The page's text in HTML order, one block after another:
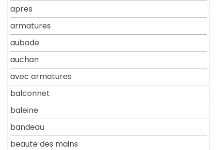
apres
armatures
aubade
auchan
avec armatures
balconnet
baleine
bandeau
beaute des mains